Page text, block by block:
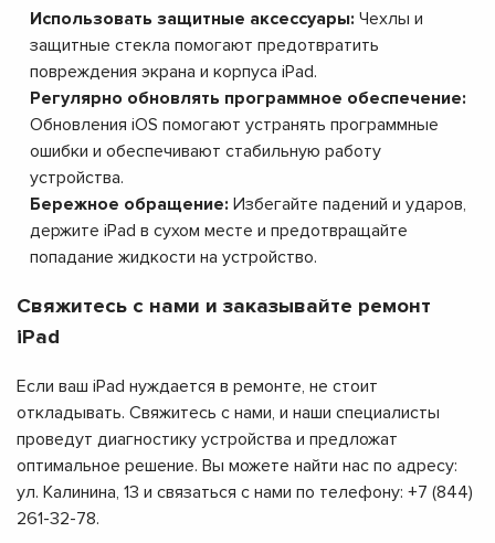
Использовать защитные аксессуары: Чехлы и
защитные стекла помогают предотвратить
повреждения экрана и корпуса iPad.
Регулярно обновлять программное обеспечение:
Обновления iOS помогают устранять программные
ошибки и обеспечивают стабильную работу
устройства.
Бережное обращение: Избегайте падений и ударов,
держите iPad в сухом месте и предотвращайте
попадание жидкости на устройство.
Свяжитесь с нами и заказывайте ремонт
iPad
Если ваш iPad нуждается в ремонте, не стоит
откладывать. Свяжитесь с нами, и наши специалисты
проведут диагностику устройства и предложат
оптимальное решение. Вы можете найти нас по адресу:
ул. Калинина, 13 и связаться с нами по телефону: +7 (844)
261-32-78.